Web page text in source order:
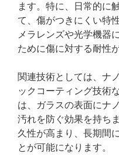
ます。特に、日常的に
て、傷がつきにくい特
メラレンズや光学機器
ために傷に対する耐性
関連技術としては、ナ
ックコーティング技術
は、ガラスの表面にナ
汚れを防ぐ効果を持ち
久性が高まり、長期間
とが可能になります。